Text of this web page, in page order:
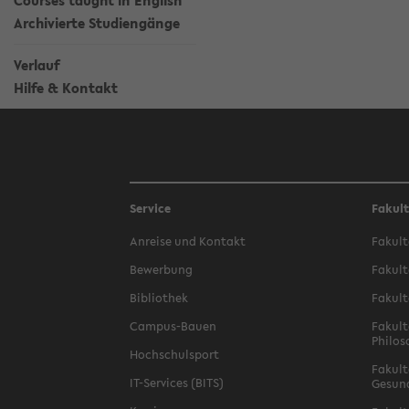
Archivierte Studiengänge
Verlauf
Hilfe & Kontakt
Service
Anreise und Kontakt
Bewerbung
Bibliothek
Campus-Bauen
Hochschulsport
IT-Services (BITS)